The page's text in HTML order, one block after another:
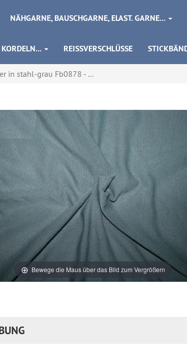
NÄHGARNE, BAUSCHGARNE, ELAST. GARNE...
KORDELN... REISSVERSCHLÜSSE
in stahl-grau Fb0878 - ...
Bewege die Maus über das Bild zum Vergrößern